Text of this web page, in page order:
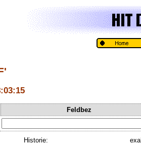
Feldbez
Historie: